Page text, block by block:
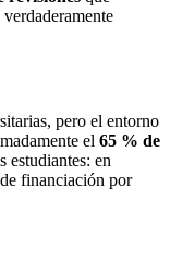
pero el entorno
el 65 % de
estudiantes: en
financiación por